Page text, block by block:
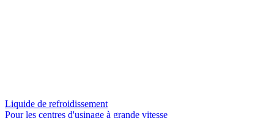
Liquide de refroidissement
Pour les centres d'usinage à grande vitesse